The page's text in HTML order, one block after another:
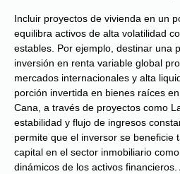
Incluir proyectos de vivienda en un
equilibra activos de alta volatilidad
estables. Por ejemplo, destinar una
inversión en renta variable global
mercados internacionales y alta
porción invertida en bienes raíces
Cana, a través de proyectos como
estabilidad y flujo de ingresos
permite que el inversor se beneficie
capital en el sector inmobiliario
dinámicos de los activos financieros.